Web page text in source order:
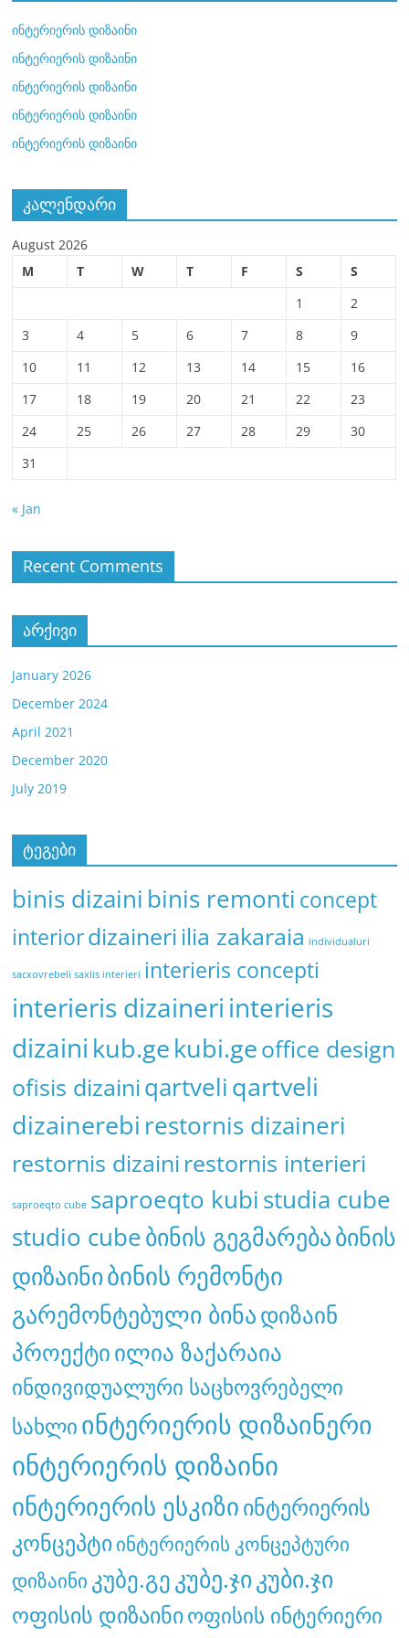
ინტერიერის დიზაინი
ინტერიერის დიზაინი
ინტერიერის დიზაინი
ინტერიერის დიზაინი
ინტერიერის დიზაინი
კალენდარი
August 2026
M
T W T F S
S
1
2
3
4 5 6 7 8
9
10
11 12 13 14 15
16
17
18 19 20 21 22
23
24
25 26 27 28 29
30
31
« Jan
Recent Comments
არქივი
January 2026
December 2024
April 2021
December 2020
July 2019
ტეგები
binis dizaini binis remonti concept
interiordizaineri ilia zakaraia individualuri
sacxovrebeli saxlis interieri interieris concepti
interieris dizaineri interieris
dizaini kub.gekubi.geoffice design
ofisis dizainiqartveliqartveli
dizainerebi restornis dizaineri
restornis dizaini restornis interieri
saproeqto cube saproeqto kubistudia cube
studio cubeბინის გეგმარებაბინის
დიზაინიბინის რემონტი
გარემონტებული ბინადიზაინ
პროექტიილია ზაქარაია
ინდივიდუალური საცხოვრებელი
სახლიინტერიერის დიზაინერი
ინტერიერის დიზაინი
ინტერიერის ესკიზიინტერიერის
კონცეპტიინტერიერის კონცეპტური
დიზაინი კუბე.გეკუბე.ჯიკუბი.ჯი
ოფისის დიზაინიოფისის ინტერიერი